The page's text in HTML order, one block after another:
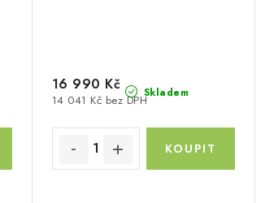
Skladem
14 041 Kč bez DPH
16 990 Kč